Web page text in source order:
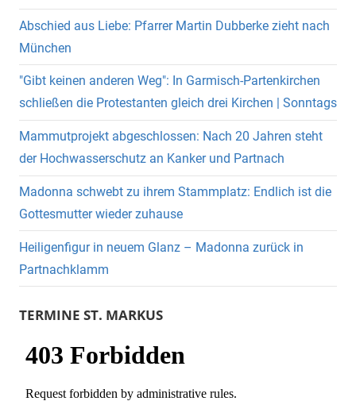
Abschied aus Liebe: Pfarrer Martin Dubberke zieht nach
München
"Gibt keinen anderen Weg": In Garmisch-Partenkirchen
schließen die Protestanten gleich drei Kirchen | Sonntags
Mammutprojekt abgeschlossen: Nach 20 Jahren steht
der Hochwasserschutz an Kanker und Partnach
Madonna schwebt zu ihrem Stammplatz: Endlich ist die
Gottesmutter wieder zuhause
Heiligenfigur in neuem Glanz – Madonna zurück in
Partnachklamm
TERMINE ST. MARKUS